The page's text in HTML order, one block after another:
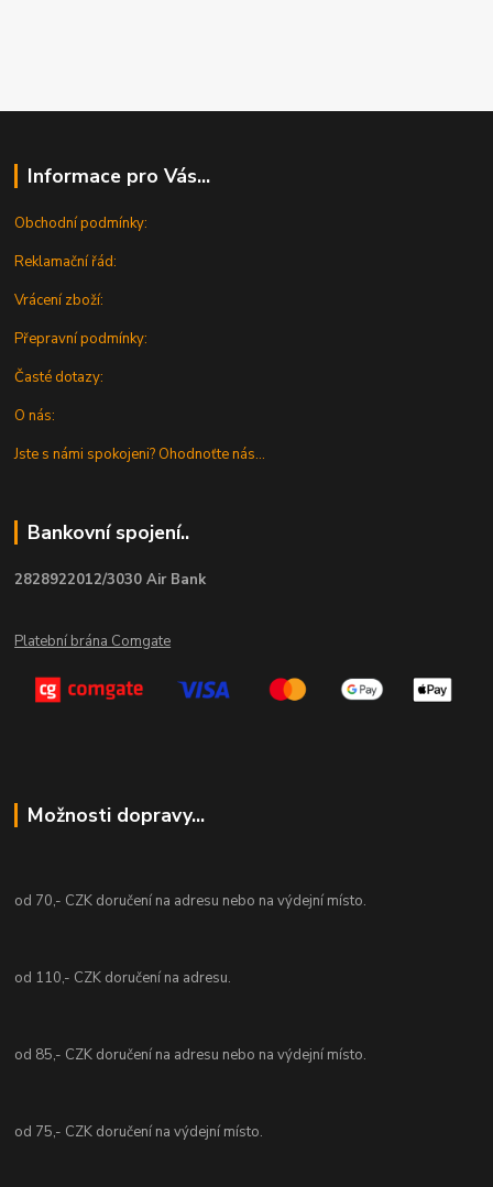
Informace pro Vás...
Obchodní podmínky:
Reklamační řád:
Vrácení zboží:
Přepravní podmínky:
Časté dotazy:
O nás:
Jste s námi spokojeni? Ohodnoťte nás...
Bankovní spojení..
2828922012/3030 Air Bank
Platební brána Comgate
Možnosti dopravy...
od 70,- CZK doručení na adresu nebo na výdejní místo.
od 110,- CZK doručení na adresu.
od 85,- CZK doručení na adresu nebo na výdejní místo.
od 75,- CZK doručení na výdejní místo.